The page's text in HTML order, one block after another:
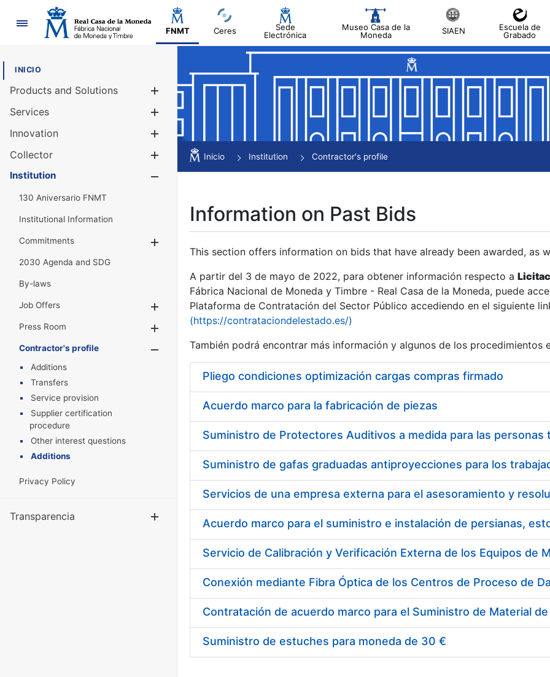
Navigation
FNMT Ceres
Sede
Electrónica
Museo Casa de la
Moneda
SIAEN
Escuela de
Grabado
INICIO
Products and Solutions
Services
Innovation
Collector
Show/Hide
Institution
130 Aniversario FNMT
Institutional Information
Commitments
2030 Agenda and SDG
By-laws
Job Offers
Show/Hide
Press Room
Show/Hide
Contractor's profile
Show/Hide
Additions
Transfers
Service provision
Supplier certification
procedure
Other interest questions
Additions
Privacy Policy
Transparencia Show/Hide
Inicio Institution Contractor's profile
Information on Past Bids
This section offers information on bids that have already been awarded, as
A partir del 3 de mayo de 2022, para obtener información respecto a
Fábrica Nacional de Moneda y Timbre - Real Casa de la Moneda, puede
Plataforma de Contratación del Sector Público accediendo en el siguiente
(https://contrataciondelestado.es/)
También podrá encontrar más información y algunos de los procedimientos
Pliego condiciones optimización cargas compras firmado
Acuerdo marco para la fabricación de piezas
Acuerdo marco para el suministro e instalación de persianas,
Suministro de estuches para moneda de 30 €